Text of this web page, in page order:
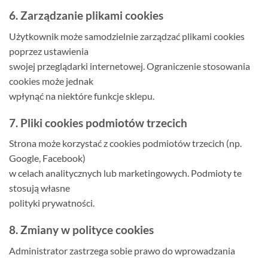
6. Zarządzanie plikami cookies
Użytkownik może samodzielnie zarządzać plikami cookies
poprzez ustawienia
swojej przeglądarki internetowej. Ograniczenie stosowania
cookies może jednak
wpłynąć na niektóre funkcje sklepu.
7. Pliki cookies podmiotów trzecich
Strona może korzystać z cookies podmiotów trzecich (np.
Google, Facebook)
w celach analitycznych lub marketingowych. Podmioty te
stosują własne
polityki prywatności.
8. Zmiany w polityce cookies
Administrator zastrzega sobie prawo do wprowadzania